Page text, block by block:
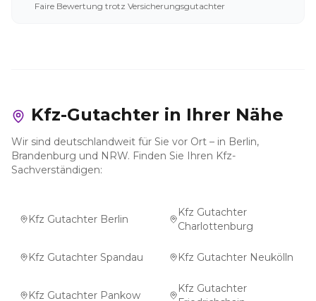
Faire Bewertung trotz Versicherungsgutachter
Kfz-Gutachter in Ihrer Nähe
Wir sind deutschlandweit für Sie vor Ort – in Berlin,
Brandenburg und NRW. Finden Sie Ihren Kfz-
Sachverständigen:
Kfz Gutachter Berlin
Kfz Gutachter
Charlottenburg
Kfz Gutachter Spandau Kfz Gutachter Neukölln
Kfz Gutachter Pankow
Kfz Gutachter